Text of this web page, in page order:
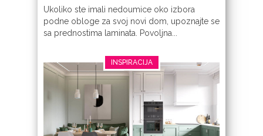
Ukoliko ste imali nedoumice oko izbora
podne obloge za svoj novi dom, upoznajte se
sa prednostima laminata. Povoljna...
INSPIRACIJA